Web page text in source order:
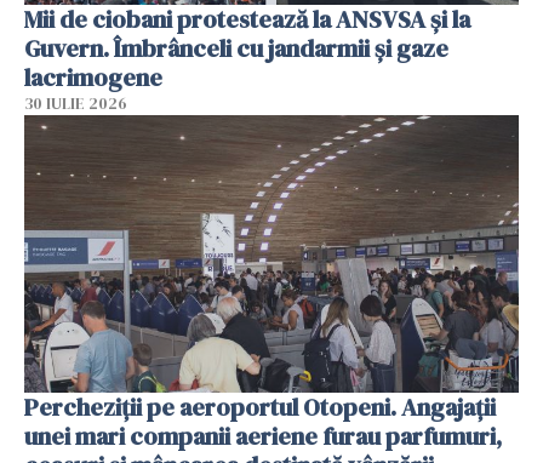
Mii de ciobani protestează la ANSVSA și la
Guvern. Îmbrânceli cu jandarmii și gaze
lacrimogene
30 IULIE 2026
Percheziții pe aeroportul Otopeni. Angajații
unei mari companii aeriene furau parfumuri,